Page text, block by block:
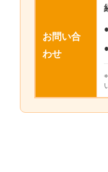
お問い合
わせ